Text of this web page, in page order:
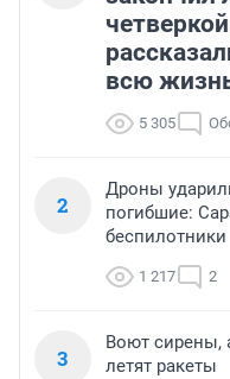
всю
5 305
2
Дроны
погибшие:
беспилотники
1 217 2
3
Воют сирены,
летят ракеты